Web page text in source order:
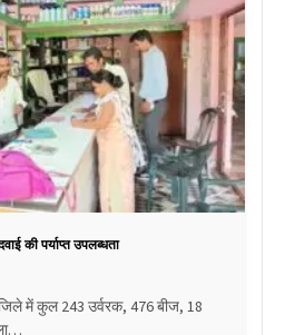
की पर्याप्त उपलब्धता
में कुल 243 उर्वरक, 476 बीज, 18